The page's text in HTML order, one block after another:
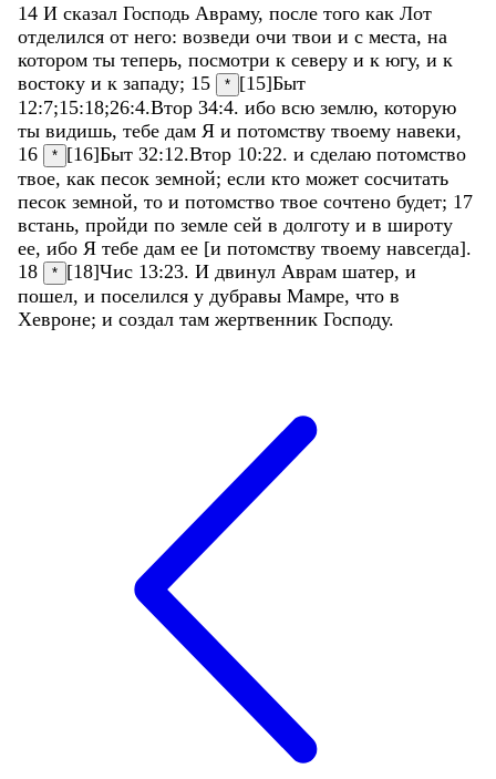
14 И сказал Господь Авраму, после того как Лот
отделился от него: возведи очи твои и с места, на
котором ты теперь, посмотри к северу и к югу, и к
востоку и к западу; 15 * [15]Быт
12:7;15:18;26:4.Втор 34:4. ибо всю землю, которую
ты видишь, тебе дам Я и потомству твоему навеки,
16
* [16]Быт 32:12.Втор 10:22. и сделаю потомство
твое, как песок земной; если кто может сосчитать
песок земной, то и потомство твое сочтено будет; 17
встань, пройди по земле сей в долготу и в широту
ее, ибо Я тебе дам ее [и потомству твоему навсегда].
18
* [18]Чис 13:23. И двинул Аврам шатер, и
пошел, и поселился у дубравы Мамре, что в
Хевроне; и создал там жертвенник Господу.